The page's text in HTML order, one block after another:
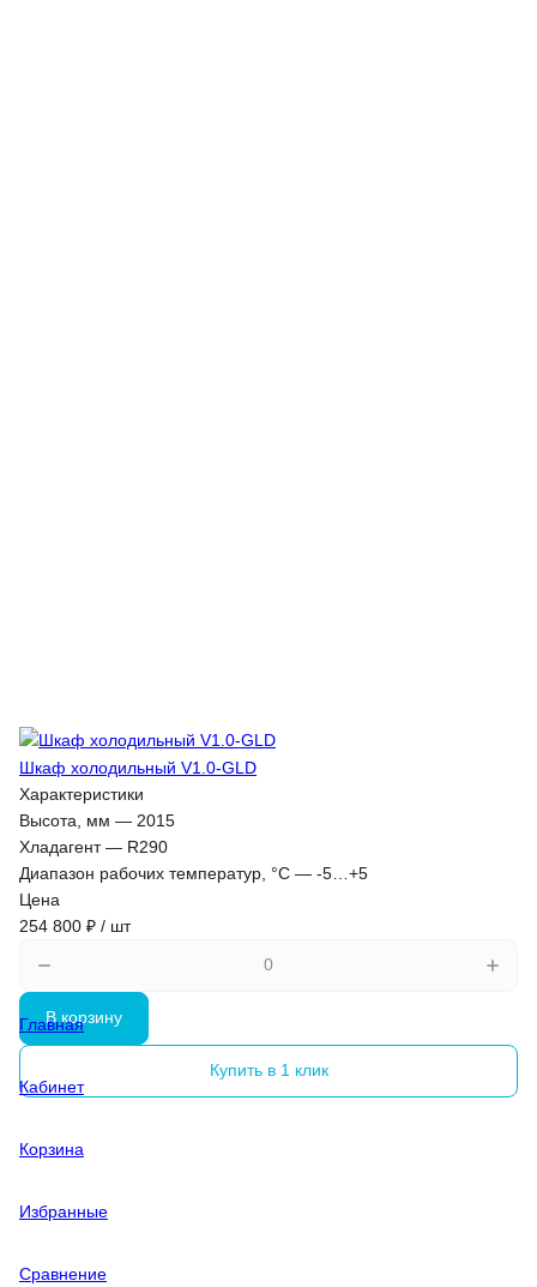
Шкаф холодильный V1.0-GLD
Характеристики
Высота, мм — 2015
Хладагент— R290
Диапазон рабочих температур, °C — -5…+5
Цена
254 800 ₽ / шт
В корзину
Купить в 1 клик
Главная
Кабинет
Корзина
Избранные
Сравнение